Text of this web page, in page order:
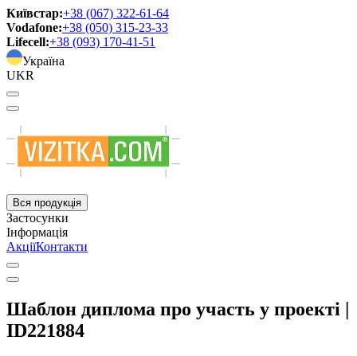
Київстар:+38 (067) 322-61-64
Vodafone:+38 (050) 315-23-33
Lifecell:+38 (093) 170-41-51
Україна
UKR
Вся продукція
Застосунки
Інформація
АкціїКонтакти
Шаблон диплома про участь у проекті |
ID221884